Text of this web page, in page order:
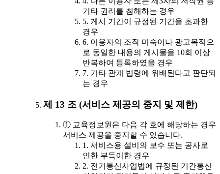
기타 권리를 침해하는 경우
5. 게시 기간이 규정된 기간을 초과한
경우
6. 이용자의 조작 미숙이나 광고목적으
로 동일한 내용의 게시물을 10회 이상
반복하여 등록하였을 경우
7. 기타 관계 법령에 위배된다고 판단되
는 경우
제 13 조 (서비스 제공의 중지 및 제한)
① 교육정보원은 다음 각 호에 해당하는 경우
서비스 제공을 중지할 수 있습니다.
1. 서비스용 설비의 보수 또는 공사로
인한 부득이한 경우
2. 전기통신사업법에 규정된 기간통신